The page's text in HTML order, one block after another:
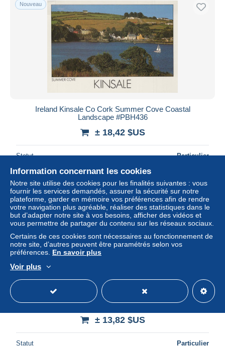
Nouveau
Ireland Kinsale Co Cork Summer Cove Coastal
Landscape #PBH436
± 18,42 $US
Statut Particulier
Nouveau
Ireland Clonakilty Rural Scene Sheep Cottage 1999
#PBH434
± 13,82 $US
Statut Particulier
Information concernant les cookies
Notre site utilise des cookies pour les finalités suivantes : vous
fournir les services demandés, assurer la sécurité sur notre
plateforme, garder en mémoire vos préférences afin de rendre
votre navigation plus agréable, réaliser des statistiques dans le
but d’adapter notre site à vos besoins, afficher des vidéos et
vous permettre de partager du contenu sur les réseaux sociaux.
Certains de ces cookies sont nécessaires au fonctionnement de
notre site, d’autres peuvent être paramétrés selon vos
préférences. En savoir plus
Voir plus